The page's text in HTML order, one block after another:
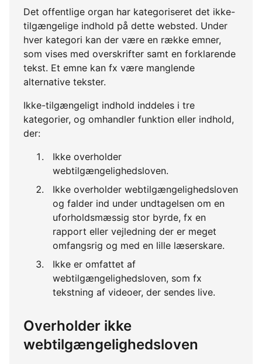
Det offentlige organ har kategoriseret det ikke-
tilgængelige indhold på dette websted. Under
hver kategori kan der være en række emner,
som vises med overskrifter samt en forklarende
tekst. Et emne kan fx være manglende
alternative tekster.
Ikke-tilgængeligt indhold inddeles i tre
kategorier, og omhandler funktion eller indhold,
der:
Ikke overholder
webtilgængelighedsloven.
Ikke overholder webtilgængelighedsloven
og falder ind under undtagelsen om en
uforholdsmæssig stor byrde, fx en
rapport eller vejledning der er meget
omfangsrig og med en lille læserskare.
Ikke er omfattet af
webtilgængelighedsloven, som fx
tekstning af videoer, der sendes live.
Overholder ikke
webtilgængelighedsloven